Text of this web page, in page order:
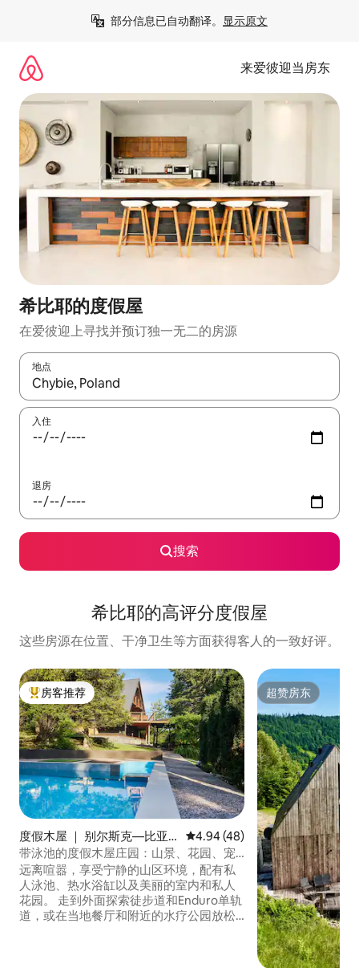
部分信息已自动翻译。 显示原文
来爱彼迎当房东
希比耶的度假屋
在爱彼迎上寻找并预订独一无二的房源
地点
如有搜索结果，请使用上下方向键查看，或通过点击或滑动手势
入住
退房
搜索
希比耶的高评分度假屋
这些房源在位置、干净卫生等方面获得客人的一致好评。
热门「房客推荐」
房客推荐
度假木屋 ｜ 别尔斯克—比亚
瓦
平均评分 4.94 分（满分 5 分）
4.94 (48)
带泳池的度假木屋庄园：山景、花园、宠
物天堂
远离喧嚣，享受宁静的山区环境，配有私
人泳池、热水浴缸以及美丽的室内和私人
花园。 走到外面探索徒步道和Enduro单轨
道，或在当地餐厅和附近的水疗公园放松
超赞房东
超赞房东